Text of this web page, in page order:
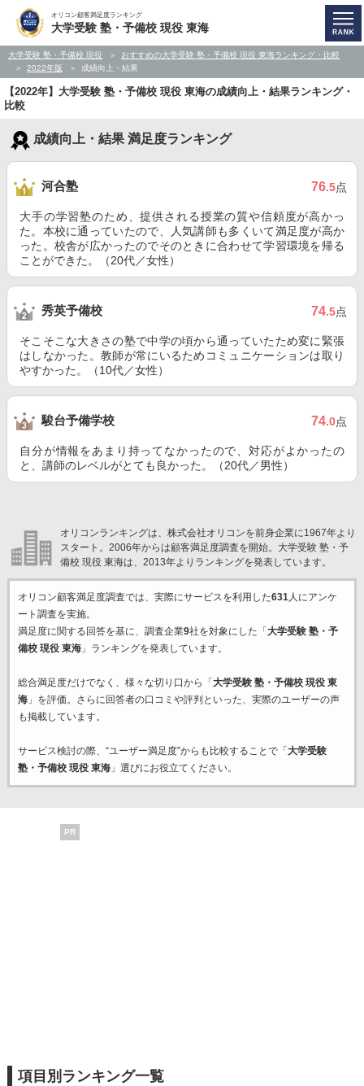
オリコン顧客満足度ランキング
大学受験 塾・予備校 現役 東海
大学受験 塾・予備校 現役
おすすめの大学受験 塾・予備校 現役 東海ランキング・比較
2022年版
成績向上・結果
【2022年】大学受験 塾・予備校 現役 東海の成績向上・結果ランキング・
比較
成績向上・結果 満足度ランキング
河合塾 76.5点
大手の学習塾のため、提供される授業の質や信頼度が高かっ
た。本校に通っていたので、人気講師も多くいて満足度が高か
った。校舎が広かったのでそのときに合わせて学習環境を帰る
ことができた。（20代／女性）
秀英予備校 74.5点
そこそこな大きさの塾で中学の頃から通っていたため変に緊張
はしなかった。教師が常にいるためコミュニケーションは取り
やすかった。（10代／女性）
駿台予備学校 74.0点
自分が情報をあまり持ってなかったので、対応がよかったの
と、講師のレベルがとても良かった。（20代／男性）
オリコンランキングは、株式会社オリコンを前身企業に1967年より
スタート。2006年からは顧客満足度調査を開始。大学受験 塾・予
備校 現役 東海は、2013年よりランキングを発表しています。
オリコン顧客満足度調査では、実際にサービスを利用した631人にアンケ
ート調査を実施。
満足度に関する回答を基に、調査企業9社を対象にした「 大学受験 塾・予
備校 現役 東海」ランキングを発表しています。
総合満足度だけでなく、様々な切り口から「 大学受験 塾・予備校 現役 東
海」を評価。さらに回答者の口コミや評判といった、実際のユーザーの声
も掲載しています。
サービス検討の際、“ユーザー満足度”からも比較することで「 大学受験
塾・予備校 現役 東海」選びにお役立てください。
PR
項目別ランキング一覧